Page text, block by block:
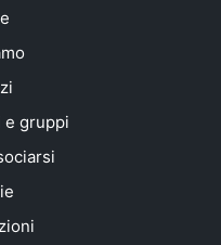
e gruppi